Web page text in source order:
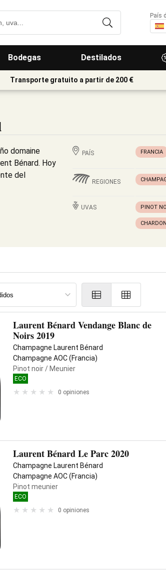
Bodegas Destilados
País
Transporte gratuito a partir de 200 €
domaine
Bénard. Hoy
del
PAÍS FRANCIA
REGIONES
UVAS PINOT
Laurent Bénard Vendange Blanc de
Noirs 2019
Champagne Laurent Bénard
Champagne AOC (Francia)
Pinot noir/ Meunier
ECO
0 opiniones
Laurent Bénard Le Parc 2020
Champagne Laurent Bénard
Champagne AOC (Francia)
Pinot meunier
ECO
0 opiniones